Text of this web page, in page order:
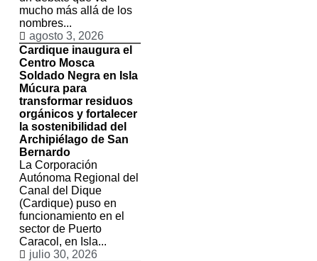
mucho más allá de los
nombres...
agosto 3, 2026
Cardique inaugura el
Centro Mosca
Soldado Negra en Isla
Múcura para
transformar residuos
orgánicos y fortalecer
la sostenibilidad del
Archipiélago de San
Bernardo
La Corporación
Autónoma Regional del
Canal del Dique
(Cardique) puso en
funcionamiento en el
sector de Puerto
Caracol, en Isla...
julio 30, 2026